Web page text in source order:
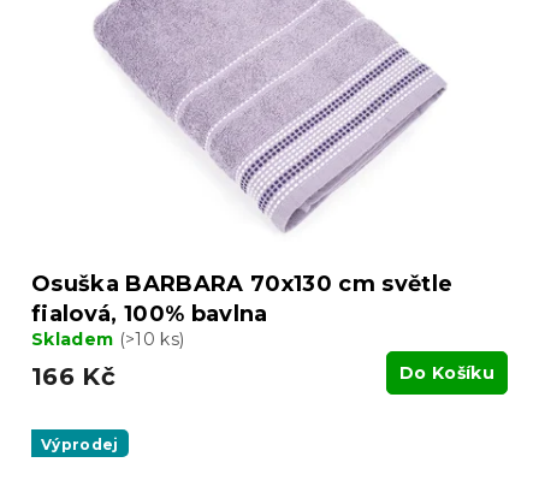
Osuška BARBARA 70x130 cm světle
fialová, 100% bavlna
Skladem (>10 ks)
166 Kč Do Košíku
Výprodej